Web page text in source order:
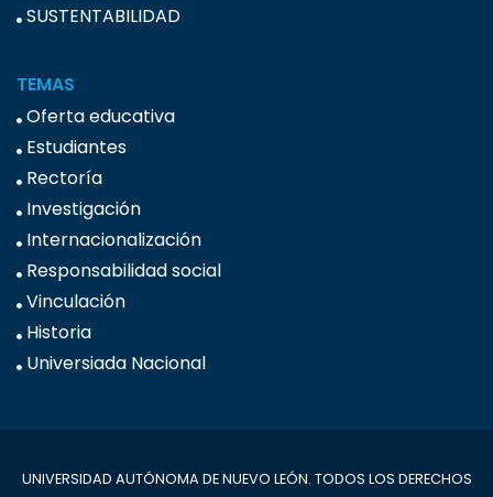
SUSTENTABILIDAD
TEMAS
Oferta educativa
Estudiantes
Rectoría
Investigación
Internacionalización
Responsabilidad social
Vinculación
Historia
Universiada Nacional
UNIVERSIDAD AUTÓNOMA DE NUEVO LEÓN. TODOS LOS DERECHOS